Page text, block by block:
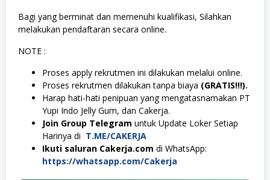
Bagi yang berminat dan memenuhi kualifikasi, Silahkan
melakukan pendaftaran secara online.
NOTE :
Proses apply rekrutmen ini dilakukan melalui online.
Proses rekrutmen dilakukan tanpa biaya (GRATIS!!!).
Harap hati-hati penipuan yang mengatasnamakan PT
Yupi Indo Jelly Gum, dan Cakerja.
Join Group Telegram untuk Update Loker Setiap
Harinya di T.ME/CAKERJA
Ikuti saluran Cakerja.com di WhatsApp:
https://whatsapp.com/Cakerja